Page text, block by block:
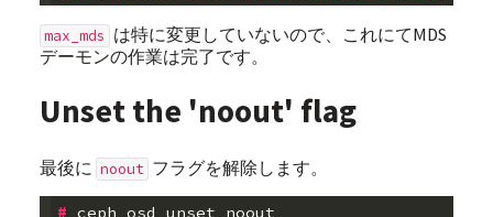
max_mds は特に変更していないので、これにてMDS
デーモンの作業は完了です。
Unset the 'noout' flag
最後に noout フラグを解除します。
# ceph osd unset